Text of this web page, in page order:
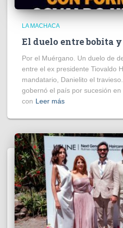
LA MACHACA
El duelo entre bobita
Por el Muérgano. Un duelo de
entre el ex presidente Tiovaldo
mandatario, Danielito el
gobernó el país por sucesión
con Leer más